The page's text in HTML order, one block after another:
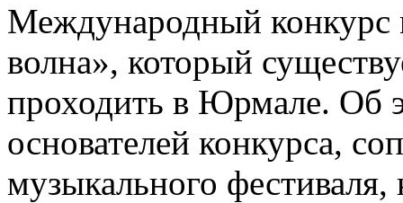
Международный конкурс
волна», который
проходить в Юрмале. Об
основателей конкурса,
музыкального